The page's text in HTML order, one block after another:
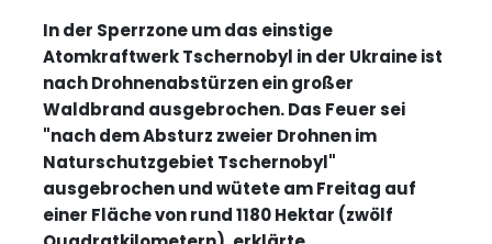
In der Sperrzone um das einstige
Atomkraftwerk Tschernobyl in der Ukraine ist
nach Drohnenabstürzen ein großer
Waldbrand ausgebrochen. Das Feuer sei
"nach dem Absturz zweier Drohnen im
Naturschutzgebiet Tschernobyl"
ausgebrochen und wütete am Freitag auf
einer Fläche von rund 1180 Hektar (zwölf